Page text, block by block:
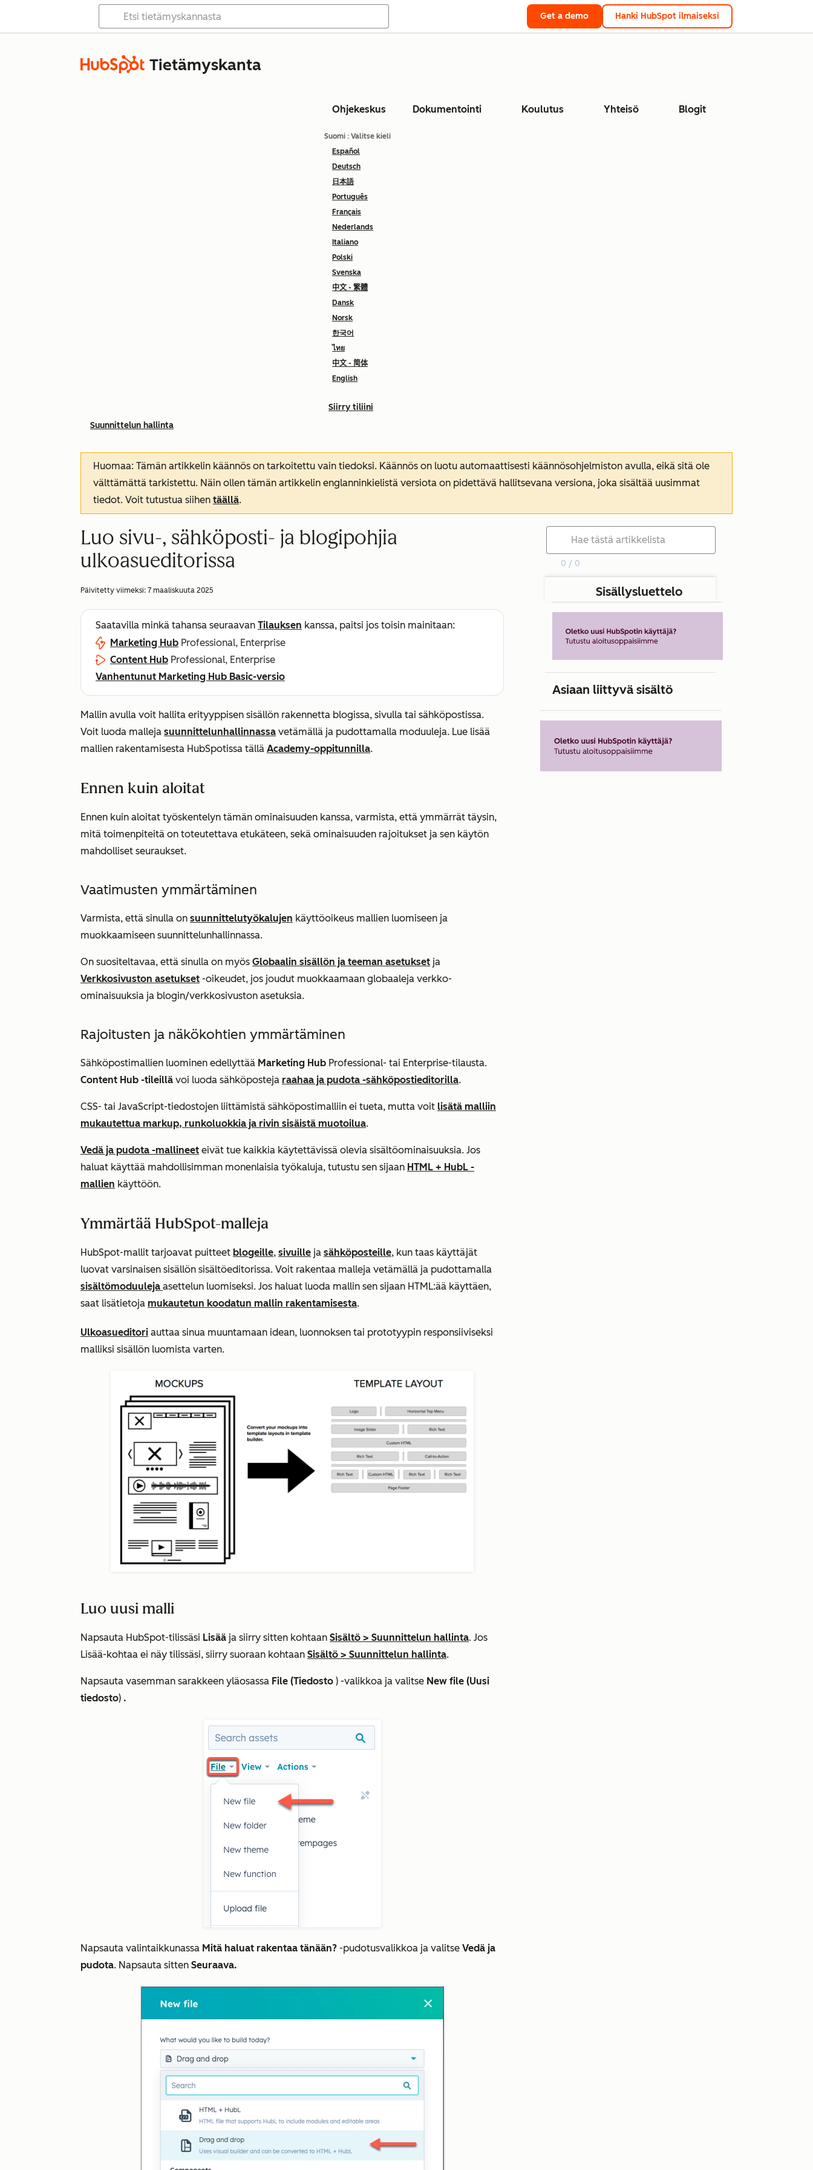
Get a demo Hanki HubSpot ilmaiseksi
Tietämyskanta
Ohjekeskus Dokumentointi Koulutus Yhteisö Blogit
Suomi : Valitse kieli
Español
Deutsch
日本語
Português
Français
Nederlands
Italiano
Polski
Svenska
中文 - 繁體
Dansk
Norsk
한국어
ไทย
中文 - 简体
English
Siirry tiliini
Suunnittelun hallinta
Huomaa: Tämän artikkelin käännös on tarkoitettu vain tiedoksi. Käännös on luotu automaattisesti käännösohjelmiston avulla, eikä sitä ole
välttämättä tarkistettu. Näin ollen tämän artikkelin englanninkielistä versiota on pidettävä hallitsevana versiona, joka sisältää uusimmat
tiedot. Voit tutustua siihen täällä.
Luo sivu-, sähköposti- ja blogipohjia
ulkoasueditorissa
Päivitetty viimeksi: 7 maaliskuuta 2025
Saatavilla minkä tahansa seuraavan Tilauksen kanssa, paitsi jos toisin mainitaan:
Marketing Hub Professional, Enterprise
Content Hub Professional, Enterprise
Vanhentunut Marketing Hub Basic-versio
Mallin avulla voit hallita erityyppisen sisällön rakennetta blogissa, sivulla tai sähköpostissa.
Voit luoda malleja suunnittelunhallinnassa vetämällä ja pudottamalla moduuleja. Lue lisää
mallien rakentamisesta HubSpotissa tällä Academy-oppitunnilla.
Ennen kuin aloitat
Ennen kuin aloitat työskentelyn tämän ominaisuuden kanssa, varmista, että ymmärrät täysin,
mitä toimenpiteitä on toteutettava etukäteen, sekä ominaisuuden rajoitukset ja sen käytön
mahdolliset seuraukset.
Vaatimusten ymmärtäminen
Varmista, että sinulla on suunnittelutyökalujen käyttöoikeus mallien luomiseen ja
muokkaamiseen suunnittelunhallinnassa.
On suositeltavaa, että sinulla on myös Globaalin sisällön ja teeman asetukset ja
Verkkosivuston asetukset -oikeudet, jos joudut muokkaamaan globaaleja verkko-
ominaisuuksia ja blogin/verkkosivuston asetuksia.
Rajoitusten ja näkökohtien ymmärtäminen
Sähköpostimallien luominen edellyttää Marketing Hub Professional- tai Enterprise-tilausta.
Content Hub -tileillä voi luoda sähköposteja raahaa ja pudota -sähköpostieditorilla.
CSS- tai JavaScript-tiedostojen liittämistä sähköpostimalliin ei tueta, mutta voit lisätä malliin
mukautettua markup, runkoluokkia ja rivin sisäistä muotoilua.
Vedä ja pudota -mallineet eivät tue kaikkia käytettävissä olevia sisältöominaisuuksia. Jos
haluat käyttää mahdollisimman monenlaisia työkaluja, tutustu sen sijaan HTML + HubL -
mallien käyttöön.
Ymmärtää HubSpot-malleja
HubSpot-mallit tarjoavat puitteet blogeille, sivuille ja sähköposteille, kun taas käyttäjät
luovat varsinaisen sisällön sisältöeditorissa. Voit rakentaa malleja vetämällä ja pudottamalla
sisältömoduuleja asettelun luomiseksi. Jos haluat luoda mallin sen sijaan HTML:ää käyttäen,
saat lisätietoja mukautetun koodatun mallin rakentamisesta.
Ulkoasueditori auttaa sinua muuntamaan idean, luonnoksen tai prototyypin responsiiviseksi
malliksi sisällön luomista varten.
Luo uusi malli
Napsauta HubSpot-tilissäsi Lisää ja siirry sitten kohtaan Sisältö > Suunnittelun hallinta. Jos
Lisää-kohtaa ei näy tilissäsi, siirry suoraan kohtaan Sisältö > Suunnittelun hallinta.
Napsauta vasemman sarakkeen yläosassa File (Tiedosto ) -valikkoa ja valitse New file (Uusi
tiedosto) .
Napsauta valintaikkunassa Mitä haluat rakentaa tänään? -pudotusvalikkoa ja valitse Vedä ja
pudota. Napsauta sitten Seuraava.
0 / 0
Sisällysluettelo
Asiaan liittyvä sisältö